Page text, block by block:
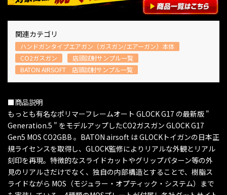
関連カテゴリ
ハンドガンタイプエアガン（ガスガン/エアーガン）本体
CO2ガスガン
店頭試射サンプル一覧
BATON AIRSOFT 店頭試射サンプル一覧
■商品説明
もっとも有名なポリマーフレームオート GLOCK G17 の最新版 "
Generation.5 " をモデルアップしたCO2ガスガン GLOCK G17
Gen5 MOS CO2GBB 。BATON airsoft は GLOCKトイガンの日本正
規ライセンスを取得し、GLOCK監修によりリアルな外観とリアル
刻印を再現。特徴的なスライドカットやグリップパターン等の外
見のリアルさだけでなく、独自の内部構造とすることで、樹脂ス
ライドながら MOS（モジュラー・オプティック・システム）まで